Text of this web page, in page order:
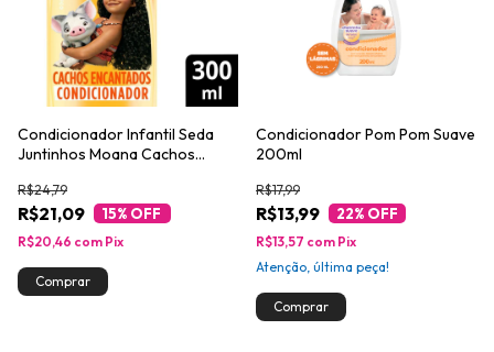
Condicionador Infantil Seda
Juntinhos Moana Cachos
R$21,09
R$24,79
15% OFF
R$20,46 com Pix
Condicionador Pom Pom Suave
200ml
R$13,99
R$17,99
22% OFF
R$13,57 com Pix
Atenção, última peça!